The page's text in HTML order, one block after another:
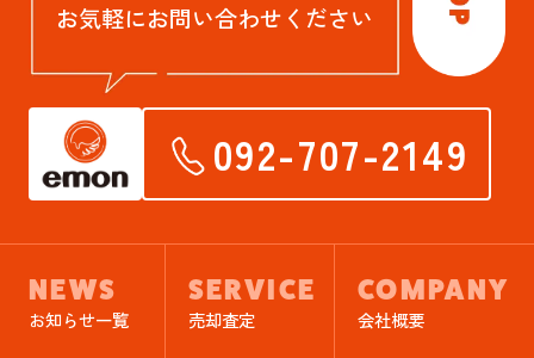
お気軽にお問い合わせください
092-707-2149
NEWS
お知らせ一覧
SERVICE
売却査定
COMPANY
会社概要